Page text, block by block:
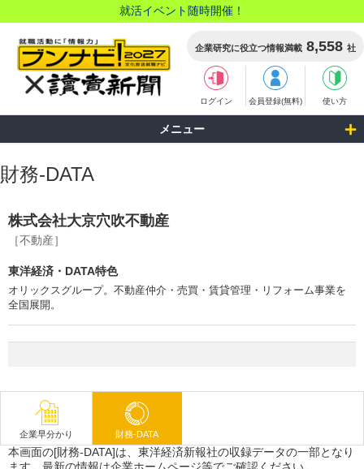
就活イベント随時開催！
企業研究に役立つ情報満載 8,558 社
ログイン 会員登録(無料) 使い方
メニュー
財務-DATA
株式会社大京穴吹不動産
［不動産］
東洋経済・DATA特色
オリックスグループ。不動産仲介・売買・賃貸管理・リフォーム事業を
全国展開。
企業早分かり 財務-DATA
本画面の[財務-DATA]は、東洋経済新報社の収録データの一部となり